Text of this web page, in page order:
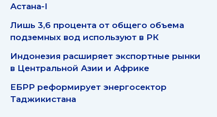
Астана-I
Лишь 3,6 процента от общего объема
подземных вод используют в РК
Индонезия расширяет экспортные рынки
в Центральной Азии и Африке
ЕБРР реформирует энергосектор
Таджикистана